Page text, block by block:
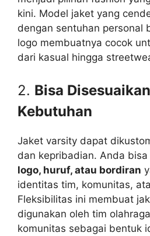
kini. Model jaket yang
dengan sentuhan personal
logo membuatnya cocok
dari kasual hingga
2. Bisa
Kebutuhan
Jaket varsity dapat
dan kepribadian. Anda
logo, huruf, atau bordiran
identitas tim, komunitas,
Fleksibilitas ini membuat
digunakan oleh tim
komunitas sebagai bentuk